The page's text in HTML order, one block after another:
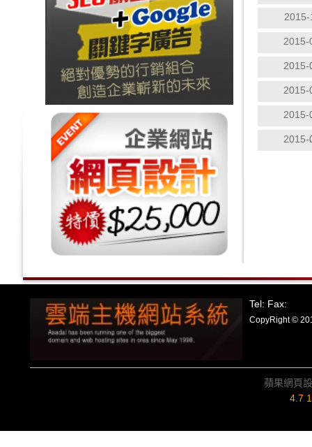
2015-
2015-
2015-
2015-
2015-
2015-
Tel: Fax:
CopyRight ©
蘋果網頁
4.7